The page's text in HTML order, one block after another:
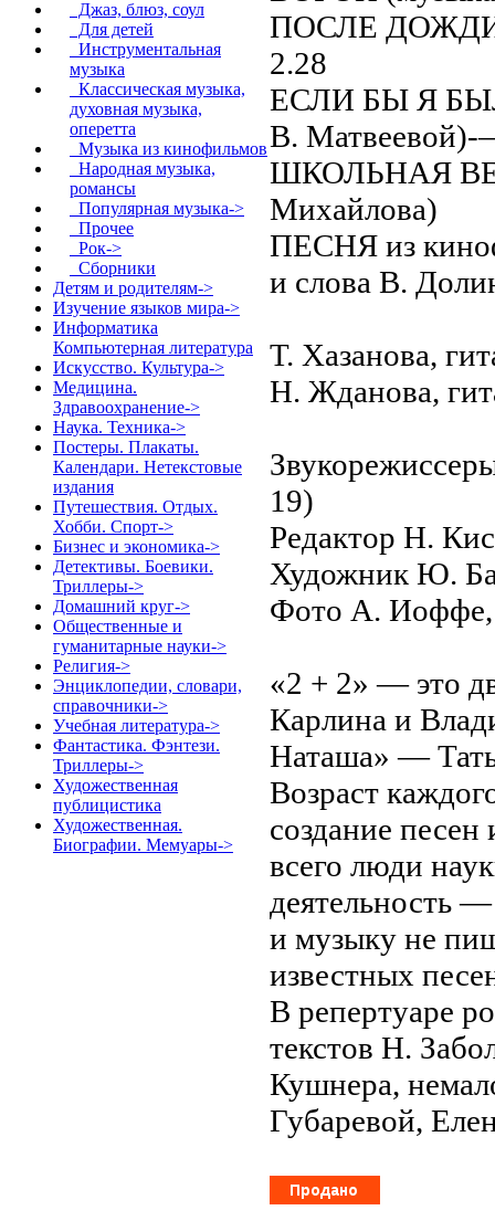
Джаз, блюз, соул
Для детей
Инструментальная
музыка
Классическая музыка,
духовная музыка,
оперетта
Музыка из кинофильмов
Народная музыка,
романсы
Популярная музыка->
Прочее
Рок->
Сборники
Детям и родителям->
Изучение языков мира->
Информатика
Компьютерная литература
Искусство. Культура->
Медицина.
Здравоохранение->
Наука. Техника->
Постеры. Плакаты.
Календари. Нетекстовые
издания
Путешествия. Отдых.
Хобби. Спорт->
Бизнес и экономика->
Детективы. Боевики.
Триллеры->
Домашний круг->
Общественные и
гуманитарные науки->
Религия->
Энциклопедии, словари,
справочники->
Учебная литература->
Фантастика. Фэнтези.
Триллеры->
Художественная
публицистика
Художественная.
Биографии. Мемуары->
ПОСЛЕ
2.28
ЕСЛИ БЫ Я
В. Матвеевой)-
ШКОЛЬНАЯ
Михайлова)
ПЕСНЯ из
и слова В.
Т. Хазанова,
Н. Жданова,
19)
Редактор Н.
Художник Ю.
Фото А. Иоффе,
«2 + 2» — это
Карлина и
Наташа» —
Возраст
создание
всего люди
деятельность
и музыку не
известных
В репертуаре
текстов Н.
Кушнера,
Губаревой,